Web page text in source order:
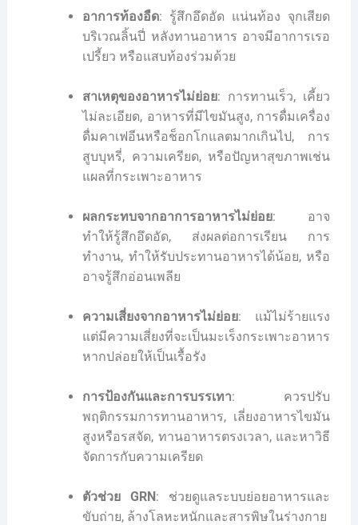
อาการท้องอืด: รู้สึกอึดอัด แน่นท้อง จุกเสียด
บริเวณลิ้นปี่ หลังทานอาหาร อาจมีอาการเรอ
เปรี้ยว หรือแสบท้องร่วมด้วย
สาเหตุของอาหารไม่ย่อย: การทานเร็ว, เคี้ยว
ไม่ละเอียด, อาหารที่มีไขมันสูง, การดื่มเครื่อง
ดื่มคาเฟอีนหรือช็อกโกแลตมากเกินไป, การ
สูบบุหรี่, ความเครียด, หรือปัญหาสุขภาพเช่น
แผลที่กระเพาะอาหาร
ผลกระทบจากอาการอาหารไม่ย่อย: อาจ
ทำให้รู้สึกอึดอัด, ส่งผลต่อการเรียน การ
ทำงาน, ทำให้รับประทานอาหารได้น้อย, หรือ
อาจรู้สึกอ่อนเพลีย
ความเสี่ยงจากอาหารไม่ย่อย: แม้ไม่ร้ายแรง
แต่มีความเสี่ยงที่จะเป็นมะเร็งกระเพาะอาหาร
หากปล่อยให้เป็นเรื้อรัง
การป้องกันและการบรรเทา: ควรปรับ
พฤติกรรมการทานอาหาร, เลี่ยงอาหารไขมัน
สูงหรือรสจัด, ทานอาหารตรงเวลา, และหาวิธี
จัดการกับความเครียด
ตัวช่วย GRN: ช่วยดูแลระบบย่อยอาหารและ
ขับถ่าย, ล้างโลหะหนักและสารพิษในร่างกาย